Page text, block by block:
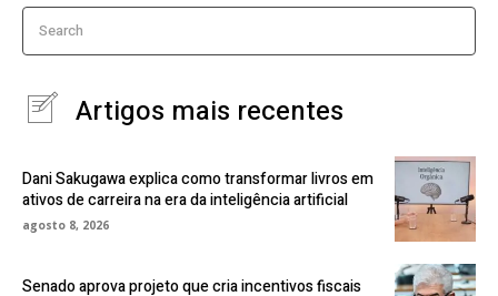
Search
Artigos mais recentes
Dani Sakugawa explica como transformar livros em
ativos de carreira na era da inteligência artificial
agosto 8, 2026
Senado aprova projeto que cria incentivos fiscais